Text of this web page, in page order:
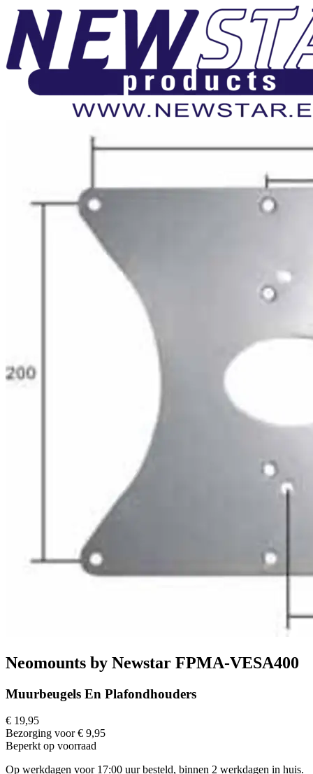
Neomounts by Newstar FPMA-VESA400
Muurbeugels En Plafondhouders
€ 19,95
Bezorging voor € 9,95
Beperkt op voorraad
Op werkdagen voor 17:00 uur besteld, binnen 2 werkdagen in huis.